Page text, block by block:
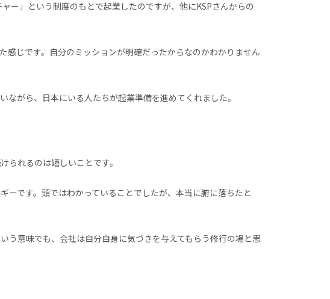
ー」という制度のもとで起業したのですが、他にKSPさんからの
じです。自分のミッションが明確だったからなのかわかりません
がら、日本にいる人たちが起業準備を進めてくれました。
れるのは嬉しいことです。
です。頭ではわかっていることでしたが、本当に腑に落ちたと
う意味でも、会社は自分自身に気づきを与えてもらう修行の場と思